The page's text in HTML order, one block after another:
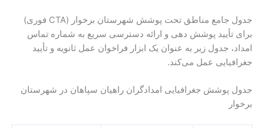
جدول جامع مناطق تحت پوشش شهرستان برخوار (CTA فوری)
برای تأیید پوشش دهی و ارائه دسترسی سریع به شماره تماس
امداد، جدول زیر به عنوان یک ابزار فراخوان عمل ثانویه و تأیید
جغرافیایی عمل می‌کند.
جدول پوشش جغرافیایی امدادگران راهیان سپاهان در شهرستان
برخوار